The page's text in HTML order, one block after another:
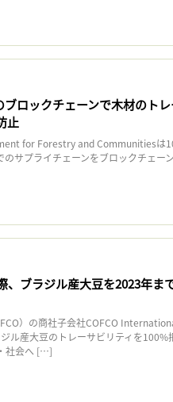
ブロックチェーンで木材のト
止
for Forestry and Communitiesは10
サプライチェーンをブロックチェー
、ブラジル産大豆を2023年ま
）の商社子会社COFCO
ル産大豆のトレーサビリティを100%
社会へ […]